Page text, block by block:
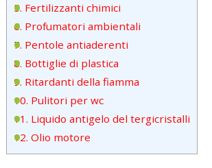
5. Fertilizzanti chimici
6. Profumatori ambientali
7. Pentole antiaderenti
8. Bottiglie di plastica
9. Ritardanti della fiamma
10. Pulitori per wc
11. Liquido antigelo del tergicristalli
12. Olio motore